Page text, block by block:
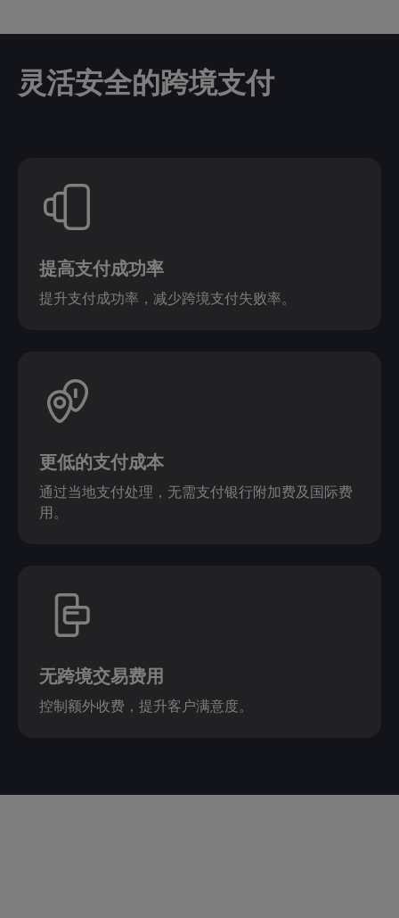
灵活安全的跨境支付
提高支付成功率
提升支付成功率，减少跨境支付失败率。
更低的支付成本
通过当地支付处理，无需支付银行附加费及国际费
用。
无跨境交易费用
控制额外收费，提升客户满意度。